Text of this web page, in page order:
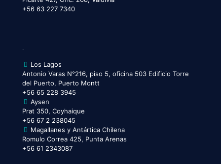
+56 63 227 7340
.
Los Lagos
Antonio Varas N°216, piso 5, oficina 503 Edificio Torre
del Puerto, Puerto Montt
+56 65 228 3945
Aysen
Prat 350, Coyhaique
+56 67 2 238045
Magallanes y Antártica Chilena
Romulo Correa 425, Punta Arenas
+56 61 2343087